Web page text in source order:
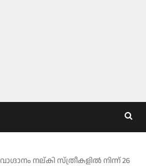
നല്കി സ്ത്രീകളിൽ നിന്ന് 26